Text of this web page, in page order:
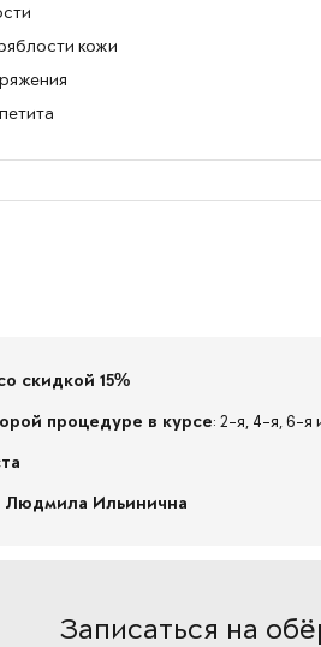
кожи
скидкой 15%
процедуре в курсе: 2-я, 4-я, 6-я
Людмила Ильинична
Записаться на